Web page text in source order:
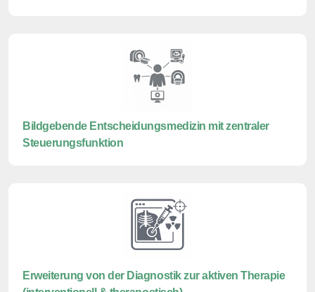
Bildgebende Entscheidungsmedizin mit zentraler
Steuerungsfunktion
Erweiterung von der Diagnostik zur aktiven Therapie